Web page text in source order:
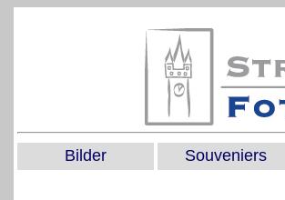
Bilder Souveniers